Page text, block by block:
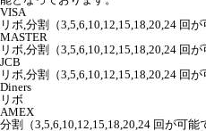
VISA
リボ,分割（3,5,6,10,12,15,18,20,24 回が
MASTER
リボ,分割（3,5,6,10,12,15,18,20,24 回が
JCB
リボ,分割（3,5,6,10,12,15,18,20,24 回が
Diners
リボ
AMEX
分割（3,5,6,10,12,15,18,20,24 回が可能